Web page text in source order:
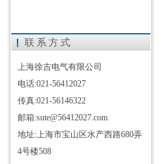
联系方式
上海徐吉电气有限公司
电话:021-56412027
传真:021-56146322
邮箱:sute@56412027.com
地址:上海市宝山区水产西路680弄
4号楼508